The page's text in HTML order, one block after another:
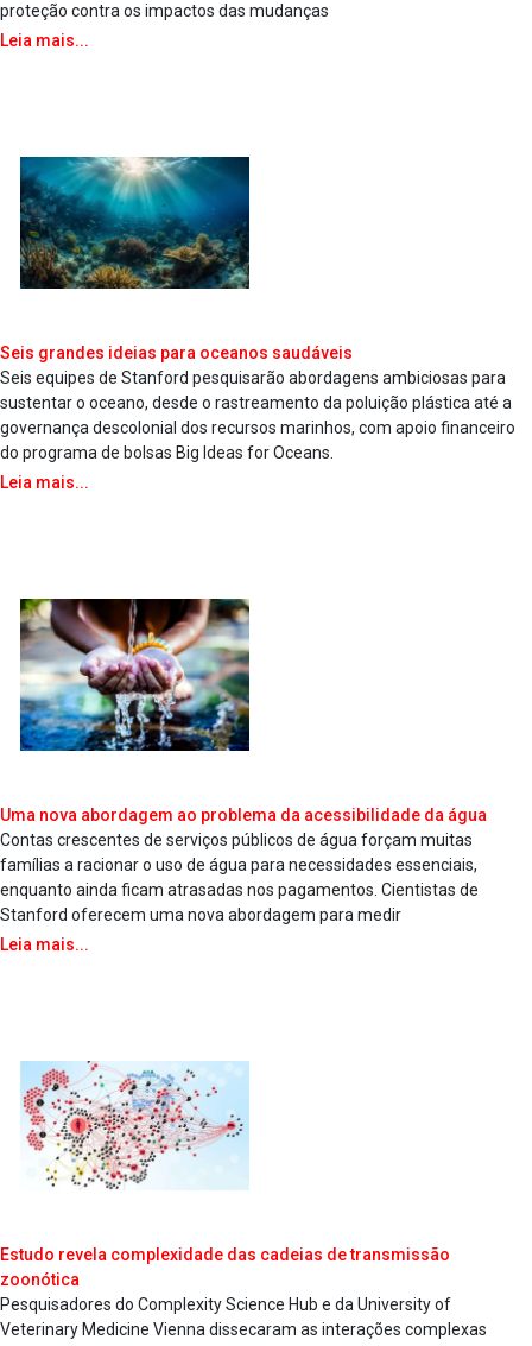
proteção contra os impactos das mudanças
Leia mais...
Seis grandes ideias para oceanos saudáveis
Seis equipes de Stanford pesquisarão abordagens ambiciosas para
sustentar o oceano, desde o rastreamento da poluição plástica até a
governança descolonial dos recursos marinhos, com apoio financeiro
do programa de bolsas Big Ideas for Oceans.
Leia mais...
Uma nova abordagem ao problema da acessibilidade da água
Contas crescentes de serviços públicos de água forçam muitas
famílias a racionar o uso de água para necessidades essenciais,
enquanto ainda ficam atrasadas nos pagamentos. Cientistas de
Stanford oferecem uma nova abordagem para medir
Leia mais...
Estudo revela complexidade das cadeias de transmissão
zoonótica
Pesquisadores do Complexity Science Hub e da University of
Veterinary Medicine Vienna dissecaram as interações complexas